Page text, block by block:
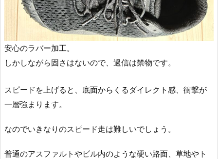
安心のラバー加工。
しかしながら固さはないので、過信は禁物です。
スピードを上げると、底面からくるダイレクト感、衝撃が
一層強まります。
なのでいきなりのスピード走は難しいでしょう。
普通のアスファルトやビル内のような硬い路面、草地やト